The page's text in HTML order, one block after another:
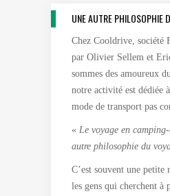
UNE AUTRE PHILOSOPHIE
Chez Cooldrive, société
par Olivier Sellem et
sommes des amoureux
notre activité est dédiée
mode de transport pas
« Le voyage en camping-
autre philosophie du
C’est souvent une
les gens qui cherchent à